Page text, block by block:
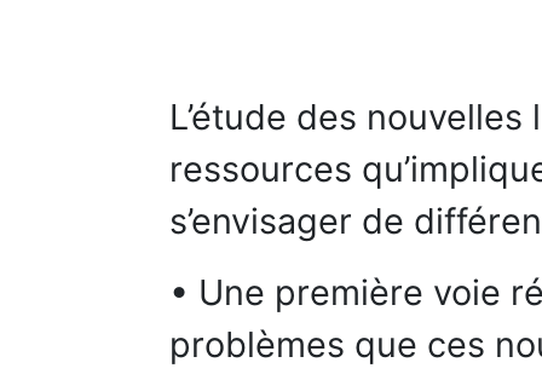
L’étude des
ressources
s’envisager de
• Une première voie
problèmes que ces